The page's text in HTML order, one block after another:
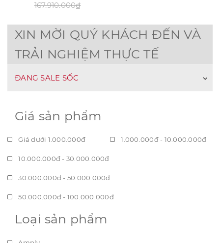
XIN MỜI QUÝ KHÁCH ĐẾN VÀ
TRẢI NGHIỆM THỰC TẾ
ĐANG SALE SỐC
Giá sản phẩm
Giá dưới 1.000.000đ 1.000.000đ - 10.000.000đ
10.000.000đ - 30.000.000đ
30.000.000đ - 50.000.000đ
50.000.000đ - 100.000.000đ
Giá trên 100.000.000đ
Loại sản phẩm
167.910.000₫